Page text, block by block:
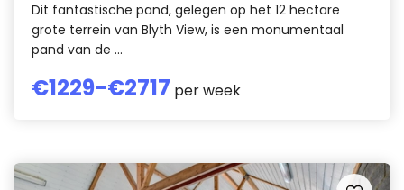
Dit fantastische pand, gelegen op het 12 hectare
grote terrein van Blyth View, is een monumentaal
pand van de ...
€1229-€2717 per week